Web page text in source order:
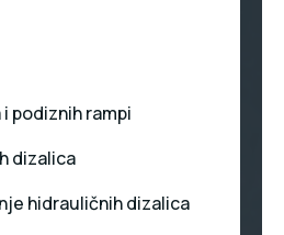
podiznih rampi
dizalica
hidrauličnih dizalica